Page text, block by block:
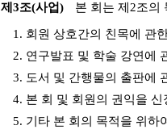
제3조(사업) 본 회는 제2조의
1. 회원 상호간의 친목에 관
2. 연구발표 및 학술 강연에
3. 도서 및 간행물의 출판에
4. 본 회 및 회원의 권익을
5. 기타 본 회의 목적을 위하